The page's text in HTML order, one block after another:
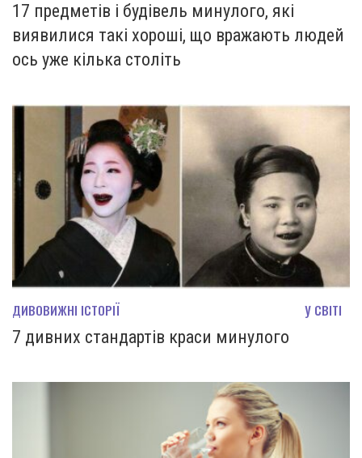
17 предметів і будівель минулого, які
виявилися такі хороші, що вражають людей
ось уже кілька століть
ДИВОВИЖНІ ІСТОРІЇ У СВІТІ
7 дивних стандартів краси минулого